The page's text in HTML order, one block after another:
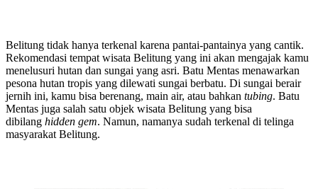
Belitung tidak hanya terkenal karena pantai-pantainya yang cantik.
Rekomendasi tempat wisata Belitung yang ini akan mengajak kamu
menelusuri hutan dan sungai yang asri. Batu Mentas menawarkan
pesona hutan tropis yang dilewati sungai berbatu. Di sungai berair
jernih ini, kamu bisa berenang, main air, atau bahkan tubing. Batu
Mentas juga salah satu objek wisata Belitung yang bisa
dibilang hidden gem. Namun, namanya sudah terkenal di telinga
masyarakat Belitung.